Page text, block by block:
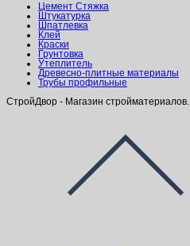
Цемент Стяжка
Штукатурка
Шпатлевка
Клей
Краски
Грунтовка
Утеплитель
Древесно-плитные материалы
Трубы профильные
СтройДвор - Магазин стройматериалов.